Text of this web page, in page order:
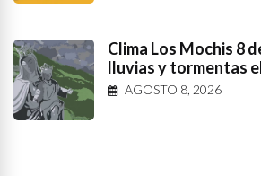
Clima Los Mochis 8
lluvias y tormentas
AGOSTO 8, 2026